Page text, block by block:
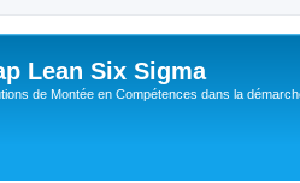
Lean Six Sigma
de Montée en Compétences dans la